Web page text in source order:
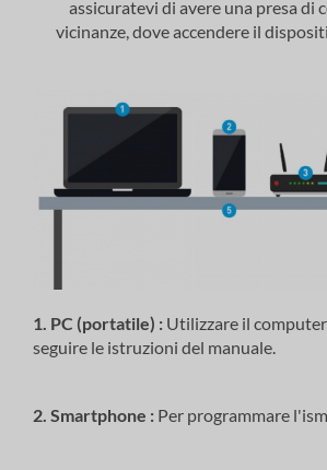
assicuratevi di avere una presa di
vicinanze, dove accendere il
1. PC (portatile) : Utilizzare il
seguire le istruzioni del manuale.
2. Smartphone : Per programmare